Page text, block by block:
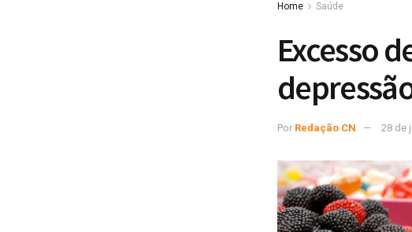
Home Saúde
Excesso
Por Redação CN 28 de